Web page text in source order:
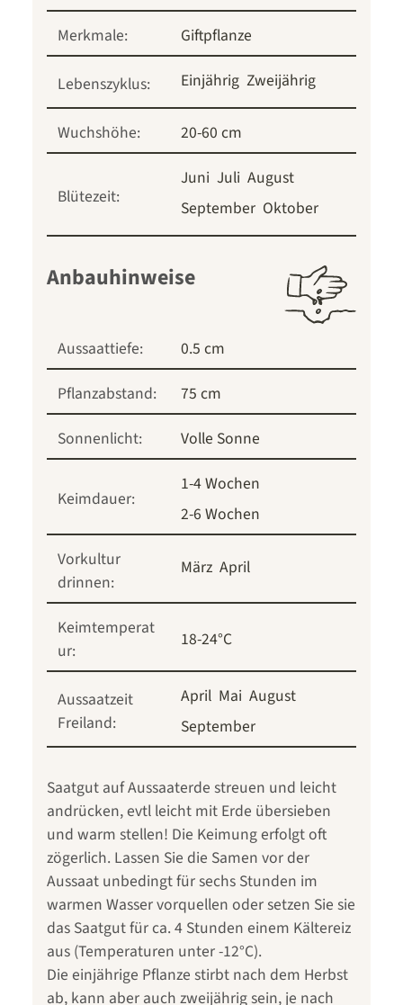
Merkmale: Giftpflanze
Lebenszyklus: Einjährig Zweijährig
Wuchshöhe: 20-60 cm
Blütezeit:
Juni Juli August
September Oktober
Anbauhinweise
Aussaattiefe:
0.5 cm
Pflanzabstand:
75 cm
Sonnenlicht:
Volle Sonne
Keimdauer:
1-4 Wochen
2-6 Wochen
Vorkultur
drinnen:
März April
Keimtemperat
ur:
18-24°C
Aussaatzeit
Freiland:
April Mai August
September
Saatgut auf Aussaaterde streuen und leicht
andrücken, evtl leicht mit Erde übersieben
und warm stellen! Die Keimung erfolgt oft
zögerlich. Lassen Sie die Samen vor der
Aussaat unbedingt für sechs Stunden im
warmen Wasser vorquellen oder setzen Sie sie
das Saatgut für ca. 4 Stunden einem Kältereiz
aus (Temperaturen unter -12°C).
Die einjährige Pflanze stirbt nach dem Herbst
ab, kann aber auch zweijährig sein, je nach